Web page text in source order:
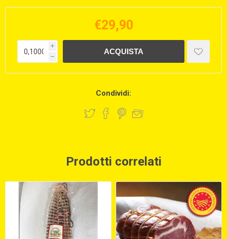
€29,90
i
h
Condividi:
Prodotti correlati